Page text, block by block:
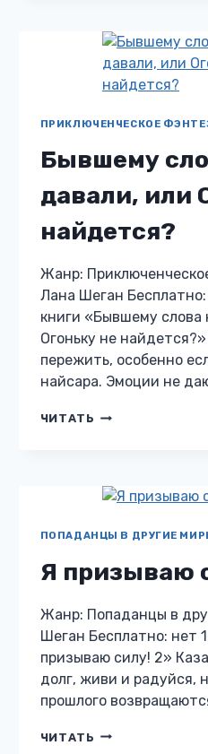
СЛУЧАЙНАЯ
НЕВЕСТА
ПРИКЛЮЧЕНЧЕСКОЕ
Бывшему
давали, или
найдется?
Жанр:
Лана Шеган
книги «Бывшему слова
Огоньку не
пережить, особенно
найсара. Эмоции не
ЧИТАТЬ БЫВШЕМУ
ИЛИ
ОГОНЬКУ
НАЙДЕТСЯ?
ПОПАДАНЦЫ В ДРУГИЕ
Я призываю
Жанр: Попаданцы в
Шеган Бесплатно: нет
призываю силу! 2»
долг, живи и радуйся,
прошлого
ЧИТАТЬ Я